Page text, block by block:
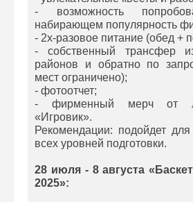
- возможность
набирающем популярность
- 2х-разовое питание (обед +
- собственный трансфер
районов и обратно по
мест ограничено);
- фотоотчет;
- фирменный мерч от
«Игровик».
Рекомендации: подойдет
всех уровней подготовки.
28 июля - 8 августа
2025»: